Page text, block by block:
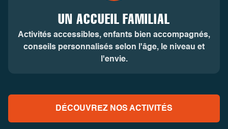
UN ACCUEIL FAMILIAL
Activités accessibles, enfants bien accompagnés,
conseils personnalisés selon l'âge, le niveau et
l'envie.
DÉCOUVREZ NOS ACTIVITÉS